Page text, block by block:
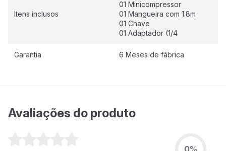
Itens inclusos
01 Minicompressor
01 Mangueira com 1.8m
01 Chave
01 Adaptador (1/4
Garantia 6 Meses de fábrica
Avaliações do produto